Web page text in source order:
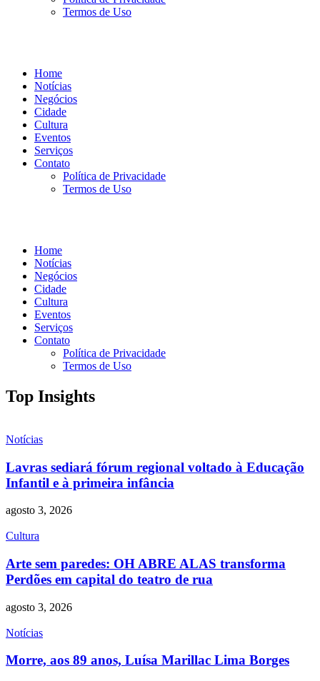
Termos de Uso
Home
Notícias
Negócios
Cidade
Cultura
Eventos
Serviços
Contato
Política de Privacidade
Termos de Uso
Home
Notícias
Negócios
Cidade
Cultura
Eventos
Serviços
Contato
Política de Privacidade
Termos de Uso
Top Insights
Notícias
Lavras sediará fórum regional voltado à Educação
Infantil e à primeira infância
agosto 3, 2026
Cultura
Arte sem paredes: OH ABRE ALAS transforma
Perdões em capital do teatro de rua
agosto 3, 2026
Notícias
Morre, aos 89 anos, Luísa Marillac Lima Borges